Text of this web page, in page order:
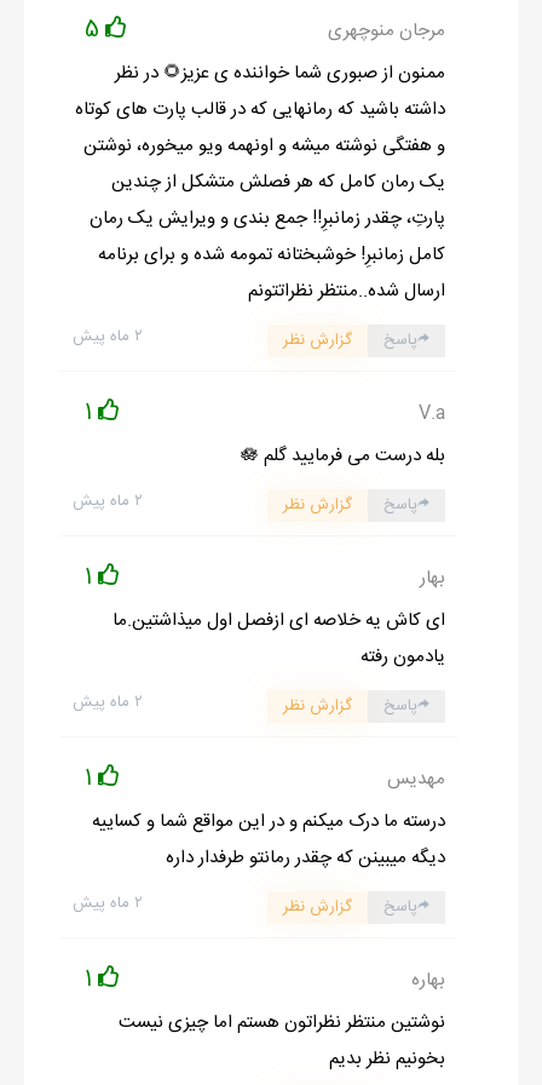
مرجان منوچهری
5
ممنون از صبوری شما خواننده ی عزیز🌻 در نظر
داشته باشید که رمانهایی که در قالب پارت های کوتاه
و هفتگی نوشته میشه و اونهمه ویو میخوره، نوشتن
یک رمان کامل که هر فصلش متشکل از چندین
پارتِ، چقدر زمانبرِ!! جمع بندی و ویرایش یک رمان
کامل زمانبرِ! خوشبختانه تمومه شده و برای برنامه
ارسال شده..منتظر نظراتتونم
۲ ماه پیش پاسخ گزارش نظر
V.a
1
بله درست می فرمایید گلم 🪷
۲ ماه پیش پاسخ گزارش نظر
بهار 1
ای کاش یه خلاصه ای ازفصل اول میذاشتین.ما
یادمون رفته
۲ ماه پیش پاسخ گزارش نظر
مهدیس 1
درسته ما درک میکنم و در این مواقع شما و کساییه
دیگه میبینن که چقدر رمانتو طرفدار داره
۲ ماه پیش پاسخ گزارش نظر
بهاره 1
نوشتین منتظر نظراتون هستم اما چیزی نیست
بخونیم نظر بدیم